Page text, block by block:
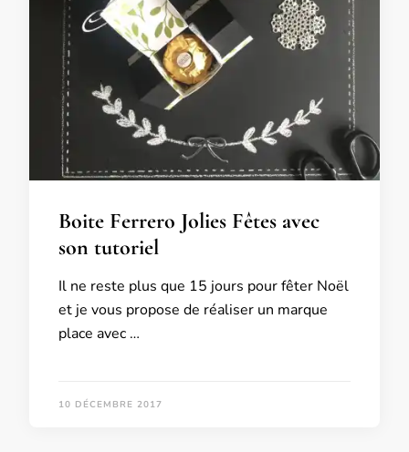
Boite Ferrero Jolies Fêtes avec
son tutoriel
Il ne reste plus que 15 jours pour fêter Noël
et je vous propose de réaliser un marque
place avec …
10 DÉCEMBRE 2017